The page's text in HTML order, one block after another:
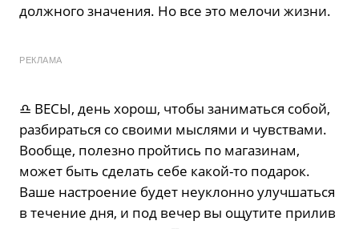
должного значения. Но все это мелочи жизни.
РЕКЛАМА
♎️ ВЕСЫ, день хорош, чтобы заниматься собой,
разбираться со своими мыслями и чувствами.
Вообще, полезно пройтись по магазинам,
может быть сделать себе какой-то подарок.
Ваше настроение будет неуклонно улучшаться
в течение дня, и под вечер вы ощутите прилив